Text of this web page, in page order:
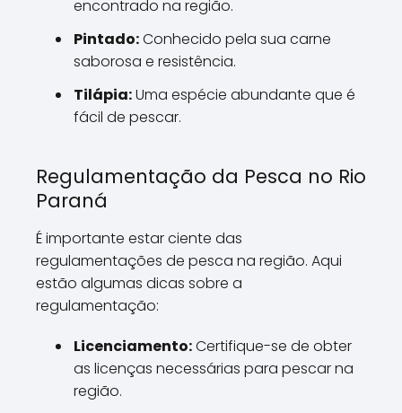
encontrado na região.
Pintado:Conhecido pela sua carne
saborosa e resistência.
Tilápia:Uma espécie abundante que é
fácil de pescar.
Regulamentação da Pesca no Rio
Paraná
É importante estar ciente das
regulamentações de pesca na região. Aqui
estão algumas dicas sobre a
regulamentação:
Licenciamento:Certifique-se de obter
as licenças necessárias para pescar na
região.